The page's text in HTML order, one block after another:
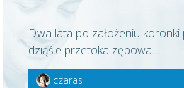
Dwa lata po założeniu koronki
dziąśle przetoka zębowa....
czaras